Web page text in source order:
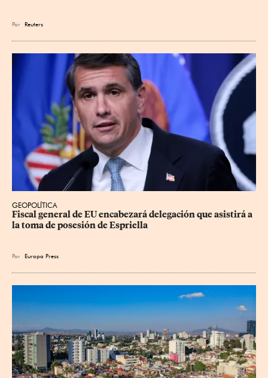
Por Reuters
GEOPOLÍTICA
Fiscal general de EU encabezará delegación que asistirá a
la toma de posesión de Espriella
Por Europa Press